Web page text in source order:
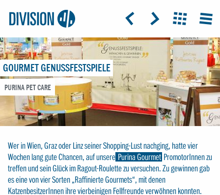
Logo:
Division4
ICON: ARROW-LEFT
ICON: ARROW-RIGHT
ICON:
GOURMET GENUSSFESTSPIELE
PURINA PET CARE
Wer in Wien, Graz oder Linz seiner Shopping-Lust nachging, hatte vier
Wochen lang gute Chancen, auf unsere Purina Gourmet PromotorInnen zu
treffen und sein Glück im Ragout-Roulette zu versuchen. Zu gewinnen gab
es eine von vier Sorten „Raffinierte Gourmets“, mit denen
KatzenbesitzerInnen ihre vierbeinigen Fellfreunde verwöhnen konnten.